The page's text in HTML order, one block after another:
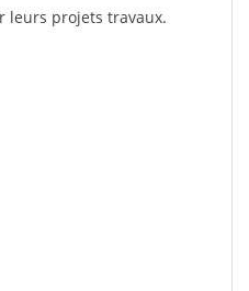
leurs projets travaux.